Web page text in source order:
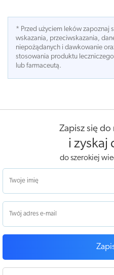
* Przed użyciem leków zapoznaj
wskazania, przeciwskazania,
niepożądanych i dawkowanie
stosowania produktu
lub farmaceutą.
Zapisz się
i zyskaj
do szerokiej